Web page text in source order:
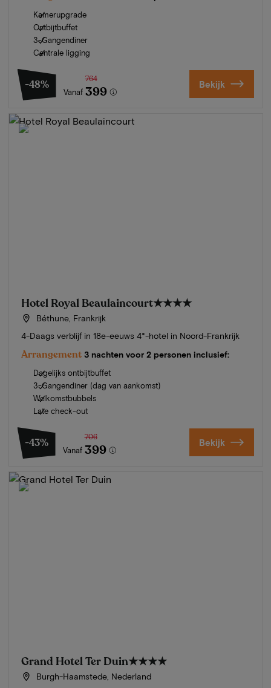
Kamerupgrade
Ontbijtbuffet
3-Gangendiner
Centrale ligging
-48%
Vanaf
764
399 Bekijk
Hotel Royal Beaulaincourt★★★★
Béthune, Frankrijk
4-Daags verblijf in 18e-eeuws 4*-hotel in Noord-Frankrijk
Arrangement 3 nachten voor 2 personen inclusief:
Dagelijks ontbijtbuffet
3-Gangendiner (dag van aankomst)
Welkomstbubbels
Late check-out
-43%
Vanaf
706
399 Bekijk
Grand Hotel Ter Duin★★★★
Burgh-Haamstede, Nederland